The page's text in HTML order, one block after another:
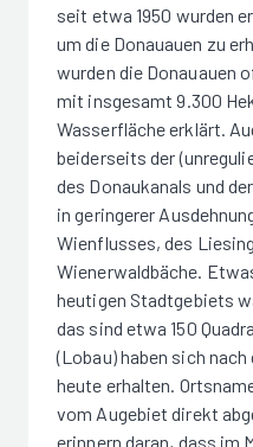
seit etwa 1950 wurden
um die Donauauen zu
wurden die Donauauen
mit insgesamt 9.300
Wasserfläche erklärt.
beiderseits der
des Donaukanals und
in geringerer
Wienflusses, des
Wienerwaldbäche.
heutigen Stadtgebiets
das sind etwa 150
(Lobau) haben sich
heute erhalten.
vom Augebiet direkt
erinnern daran, dass im